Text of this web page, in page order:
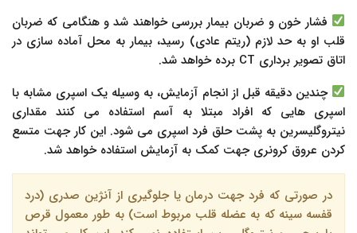
فشار خون و ضربان بیمار بررسی خواهند شد و هنگامی که ضربان
قلب او به حد لازم (ریتم عادی) رسید، بیمار به محل آماده سازی در
اتاق تصویر برداری CT برده خواهد شد.
چندین دقیقه قبل از انجام آزمایش، به وسیله یک اسپری مشابه با
اسپری هایی که افراد مبتلا به آسم استفاده می کنند مقداری
نیتروگلیسرین به پشت حلق فرد اسپری می شود. این کار جهت متسع
کردن عروق کرونری جهت کمک به آزمایش استفاده خواهد شد.
در صورتی که فرد جهت درمان یا جلوگیری از آنژین صدری (درد
قفسه سینه که به عضله قلب مربوط است) به طور معمول قرص